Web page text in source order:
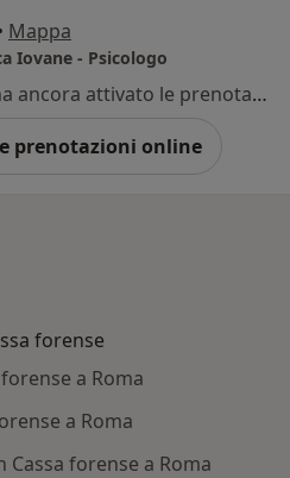
Mappa
Iovane - Psicologo
Questo dottore non ha ancora attivato le prenotazioni online presso questo indirizzo.
prenotazioni online
forense
a Roma
a Roma
forense a Roma